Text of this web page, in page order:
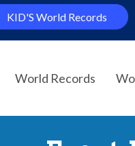
KID'S World Records
World Records